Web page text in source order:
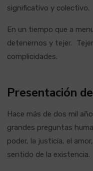
significativo y colectivo.
En un tiempo que a
detenernos y tejer.
complicidades.
Presentación
Hace más de dos mil
grandes preguntas
poder, la justicia, el
sentido de la existencia.